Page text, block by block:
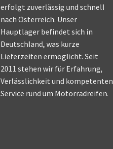
erfolgt zuverlässig und schnell
nach Österreich. Unser
Hauptlager befindet sich in
Deutschland, was kurze
Lieferzeiten ermöglicht. Seit
2011 stehen wir für Erfahrung,
Verlässlichkeit und kompetenten
Service rund um Motorradreifen.